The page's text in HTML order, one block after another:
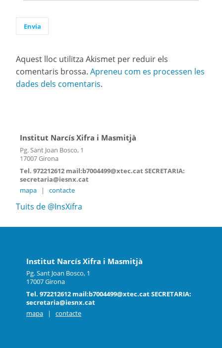
Aquest lloc utilitza Akismet per reduir els
comentaris brossa. Apreneu com es processen les
dades dels comentaris.
Institut Narcís Xifra i Masmitjà
Pg. Sant Joan Bosco, 1
17007 Girona
Tel. 972212612 mail:b7004499@xtec.cat SECRETARIA:
secretaria@iesnx.cat
mapa
| contacte
Tuits de @InsXifra
Institut Narcís Xifra i Masmitjà
Pg. Sant Joan Bosco, 1
17007 Girona
Tel. 972212612 mail:b7004499@xtec.cat SECRETARIA:
secretaria@iesnx.cat
mapa
| contacte